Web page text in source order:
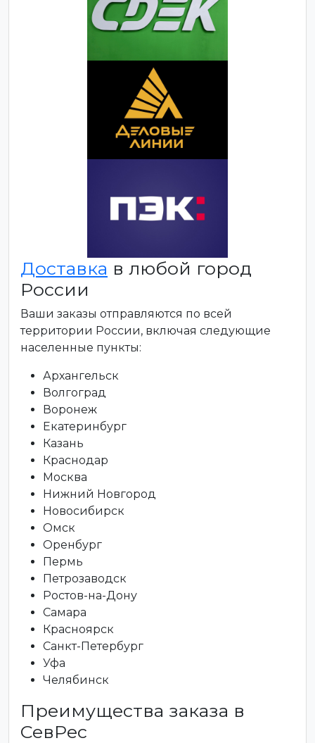
Доставка в любой город
России
Ваши заказы отправляются по всей
территории России, включая следующие
населенные пункты:
Архангельск
Волгоград
Воронеж
Екатеринбург
Казань
Краснодар
Москва
Нижний Новгород
Новосибирск
Омск
Оренбург
Пермь
Петрозаводск
Ростов-на-Дону
Самара
Красноярск
Санкт-Петербург
Уфа
Челябинск
Преимущества заказа в
СевРес